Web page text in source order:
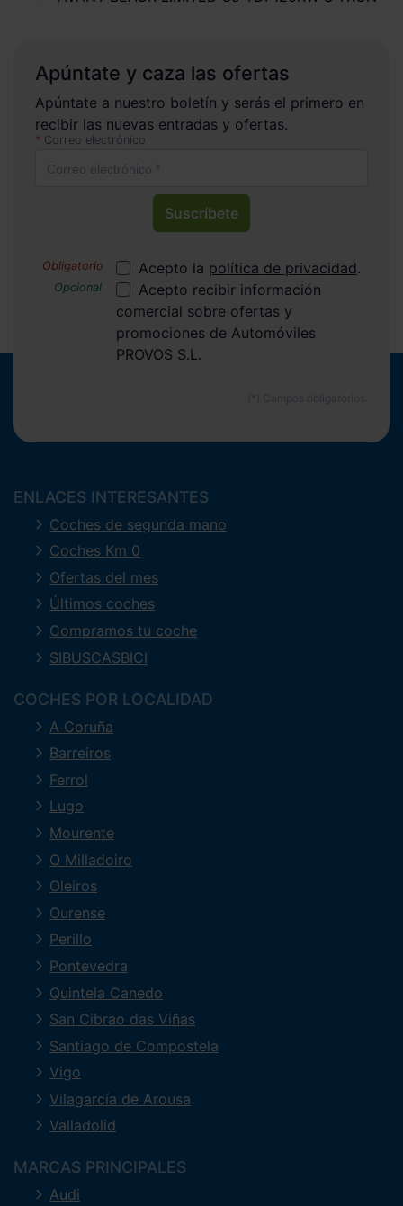
Apúntate y caza las ofertas
Apúntate a nuestro boletín y serás el primero en
recibir las nuevas entradas y ofertas.
Correo electrónico
Suscríbete
Acepto la política de privacidad.
Acepto recibir información
comercial sobre ofertas y
promociones de Automóviles
PROVOS S.L.
ENLACES INTERESANTES
Coches de segunda mano
Coches Km 0
Ofertas del mes
Últimos coches
Compramos tu coche
SIBUSCASBICI
COCHES POR LOCALIDAD
A Coruña
Barreiros
Ferrol
Lugo
Mourente
O Milladoiro
Oleiros
Ourense
Perillo
Pontevedra
Quintela Canedo
San Cibrao das Viñas
Santiago de Compostela
Vigo
Vilagarcía de Arousa
Valladolid
MARCAS PRINCIPALES
Audi